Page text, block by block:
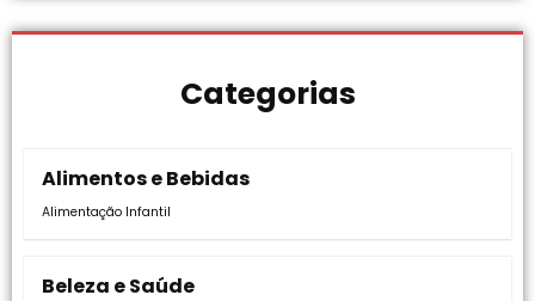
Categorias
Alimentos e Bebidas
Alimentação Infantil
Beleza e Saúde